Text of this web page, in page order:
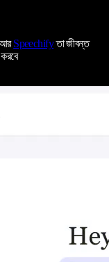
Speechifyতা জীবন্ত